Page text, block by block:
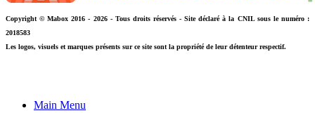
Copyright © Mabox 2016 - 2026 - Tous droits réservés - Site déclaré à la CNIL sous le numéro :
2018583
Les logos, visuels et marques présents sur ce site sont la propriété de leur détenteur respectif.
Main Menu